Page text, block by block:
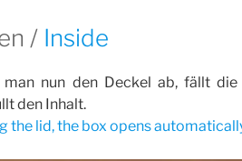
/ Inside
man nun den Deckel ab, fällt die
den Inhalt.
the lid, the box opens